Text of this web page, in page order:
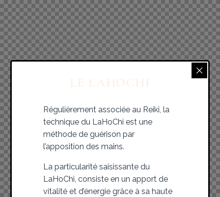
LE LAHOCHI
Régulièrement associée au Reiki, la
technique du LaHoChi est une
méthode de guérison par
l’apposition des mains.
La particularité saisissante du
LaHoChi, consiste en un apport de
vitalité et d’énergie grâce à sa haute